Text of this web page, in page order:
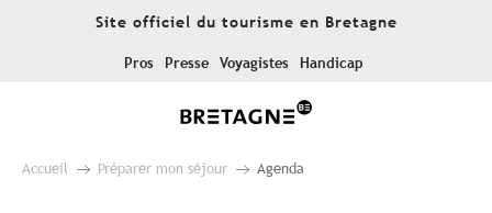
Site officiel du tourisme en Bretagne
Pros Presse Voyagistes Handicap
Accueil Préparer mon séjour Agenda